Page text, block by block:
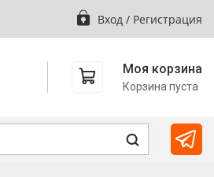
Вход / Регистрация
Моя корзина
Корзина пуста